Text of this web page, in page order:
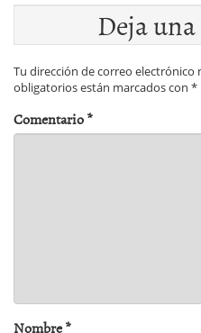
Deja
Tu dirección de correo electrónico
obligatorios están marcados con *
Comentario*
Nombre*